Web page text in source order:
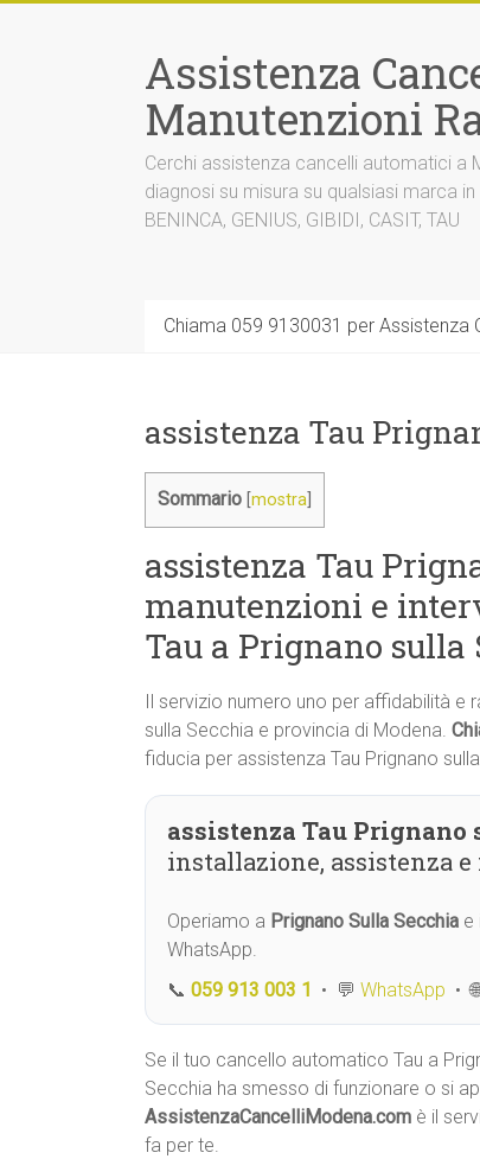
Assistenza
Manutenzioni
Cerchi assistenza cancelli automatici a
diagnosi su misura su qualsiasi marca in
BENINCA, GENIUS, GIBIDI, CASIT, TAU
Chiama 059 9130031 per Assistenza
assistenza Tau
Sommario mostra
assistenza Tau
manutenzioni e
Tau a Prignano sulla
Il servizio numero uno per affidabilità e
sulla Secchia e provincia di Modena.
fiducia per assistenza Tau Prignano
assistenza Tau Prignano
installazione, assistenza
Operiamo a Prignano Sulla Secchia e
WhatsApp.
📞 059 913 003 1 • 💬 WhatsApp •
Se il tuo cancello automatico Tau a
Secchia ha smesso di funzionare o si
AssistenzaCancelliModena.com è il
fa per te.